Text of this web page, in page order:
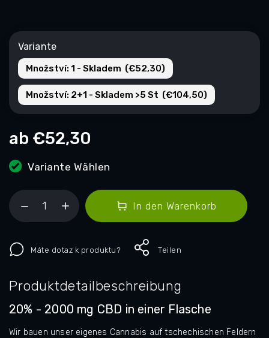
ab €52,30
Variante Wählen
In den Warenkorb
Variante
Množství: 1 - Skladem (€52,30)
Množství: 2+1 - Skladem >5 St (€104,50)
Máte dotaz k produktu? Teilen
Produktdetailbeschreibung
20% - 2000 mg CBD in einer Flasche
Wir bauen unser eigenes Cannabis auf tschechischen Feldern